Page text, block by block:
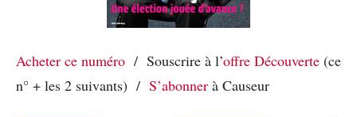
Acheter ce numéro / Souscrire à l’offre Découverte (ce
n° + les 2 suivants) / S’abonner à Causeur